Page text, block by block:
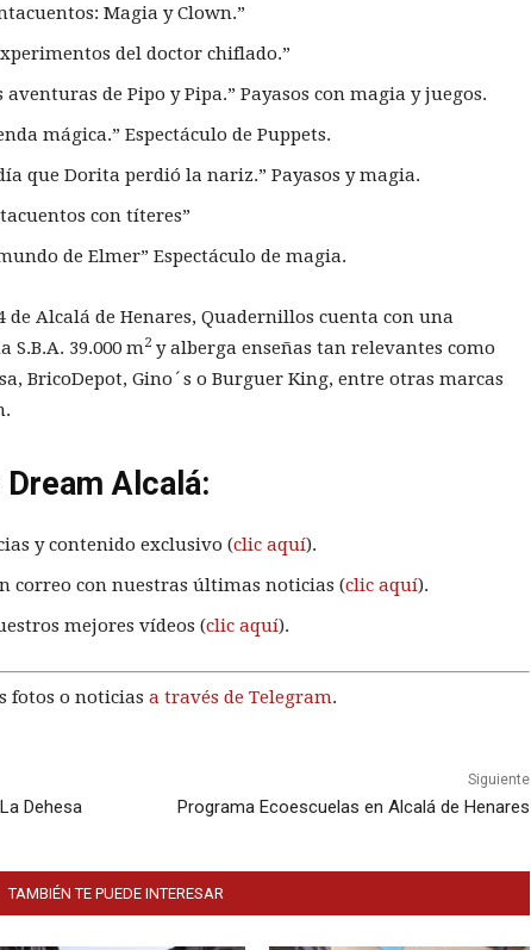
Magia y Clown.”
del doctor chiflado.”
aventuras de Pipo y Pipa.” Payasos con magia y juegos.
mágica.” Espectáculo de Puppets.
que Dorita perdió la nariz.” Payasos y magia.
con títeres”
de Elmer” Espectáculo de magia.
de Alcalá de Henares, Quadernillos cuenta con una
S.B.A. 39.000 m2 y alberga enseñas tan relevantes como
BricoDepot, Gino´s o Burguer King, entre otras marcas
Alcalá:
y contenido exclusivo (clic aquí).
correo con nuestras últimas noticias (clic aquí).
mejores vídeos (clic aquí).
fotos o noticias a través de Telegram.
Dehesa
Siguiente
Programa Ecoescuelas en Alcalá de Henares
TAMBIÉN TE PUEDE INTERESAR